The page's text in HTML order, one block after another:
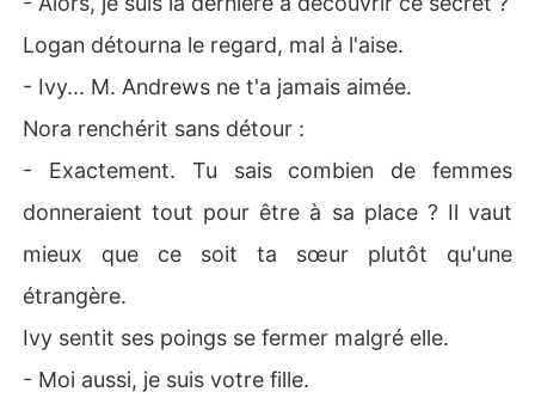
Logan détourna le regard, mal à l'aise.
- Ivy... M. Andrews ne t'a jamais aimée.
Nora renchérit sans détour :
- Exactement. Tu sais combien de femmes
donneraient tout pour être à sa place ? Il vaut
mieux que ce soit ta sœur plutôt qu'une
étrangère.
Ivy sentit ses poings se fermer malgré elle.
- Moi aussi, je suis votre fille.